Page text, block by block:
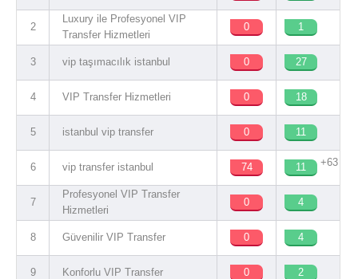
2
Luxury ile Profesyonel VIP
Transfer Hizmetleri
0 1
3 vip taşımacılık istanbul 0 27
4 VIP Transfer Hizmetleri 0 18
5 istanbul vip transfer 0 11
6 vip transfer istanbul 74 11 +63
7
Profesyonel VIP Transfer
Hizmetleri
0 4
8 Güvenilir VIP Transfer 0 4
9 Konforlu VIP Transfer 0 2